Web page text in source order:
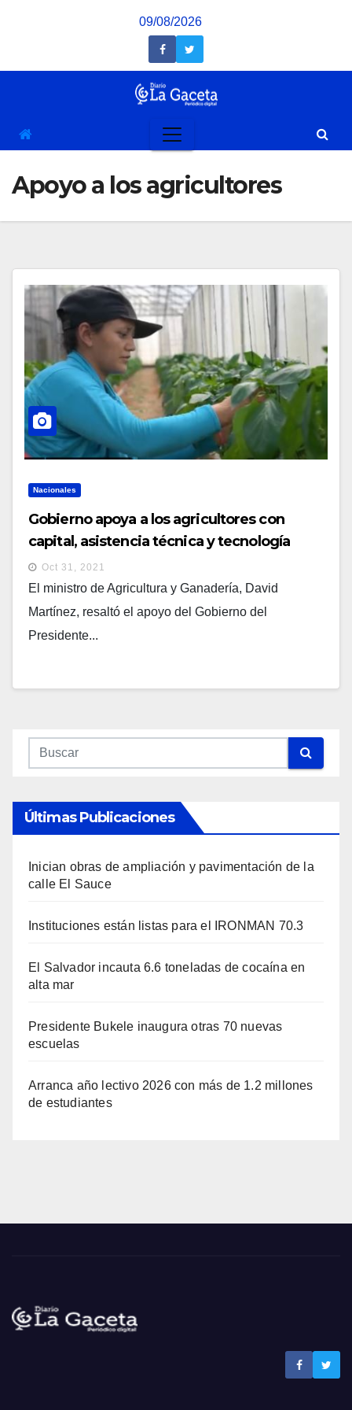
09/08/2026
Apoyo a los agricultores
Nacionales
Gobierno apoya a los agricultores con
capital, asistencia técnica y tecnología
Oct 31, 2021
El ministro de Agricultura y Ganadería, David
Martínez, resaltó el apoyo del Gobierno del
Presidente...
Últimas Publicaciones
Inician obras de ampliación y pavimentación de la
calle El Sauce
Instituciones están listas para el IRONMAN 70.3
El Salvador incauta 6.6 toneladas de cocaína en
alta mar
Presidente Bukele inaugura otras 70 nuevas
escuelas
Arranca año lectivo 2026 con más de 1.2 millones
de estudiantes